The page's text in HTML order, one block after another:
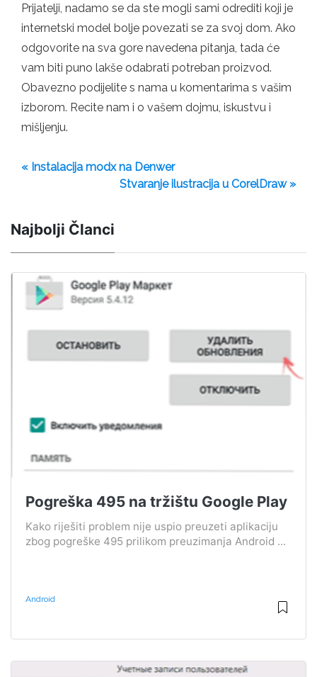
Prijatelji, nadamo se da ste mogli sami odrediti koji je
internetski model bolje povezati se za svoj dom. Ako
odgovorite na sva gore navedena pitanja, tada će
vam biti puno lakše odabrati potreban proizvod.
Obavezno podijelite s nama u komentarima s vašim
izborom. Recite nam i o vašem dojmu, iskustvu i
mišljenju.
« Instalacija modx na Denwer
Stvaranje ilustracija u CorelDraw »
Najbolji Članci
Pogreška 495 na tržištu Google Play
Kako riješiti problem nije uspio preuzeti aplikaciju
zbog pogreške 495 prilikom preuzimanja Android ...
Android